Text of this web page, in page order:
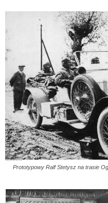
Prototypowy Ralf Stetysz na trasie